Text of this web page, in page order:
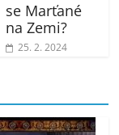
se Marťané
na Zemi?
25. 2. 2024